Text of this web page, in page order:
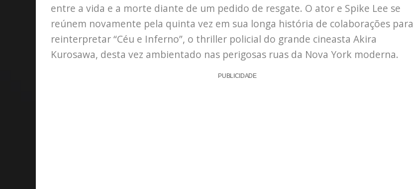
entre a vida e a morte diante de um pedido de resgate. O ator e Spike Lee se
reúnem novamente pela quinta vez em sua longa história de colaborações para
reinterpretar “Céu e Inferno”, o thriller policial do grande cineasta Akira
Kurosawa, desta vez ambientado nas perigosas ruas da Nova York moderna.
PUBLICIDADE